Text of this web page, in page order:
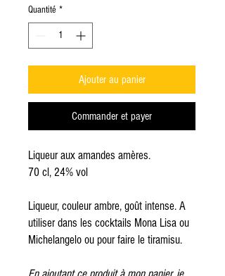
Quantité *
Ajouter au panier
Commander et payer
Liqueur aux amandes amères.
70 cl, 24% vol
Liqueur, couleur ambre, goût intense. A
utiliser dans les cocktails Mona Lisa ou
Michelangelo ou pour faire le tiramisu.